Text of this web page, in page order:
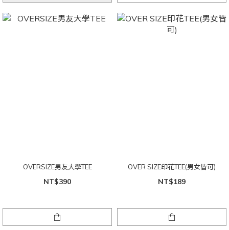
OVERSIZE男友大學TEE
NT$390
OVER SIZE印花TEE(男女皆可)
NT$189